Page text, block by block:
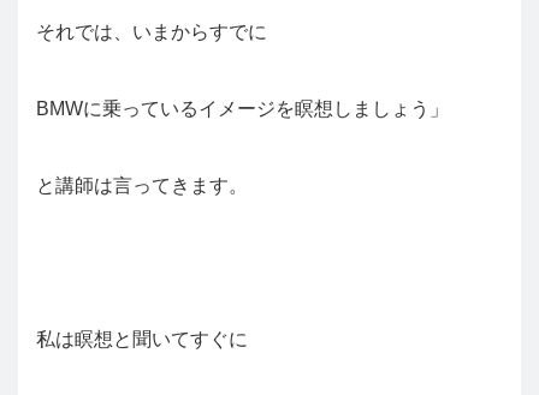
それでは、いまからすでに
BMWに乗っているイメージを瞑想しましょう」
と講師は言ってきます。
私は瞑想と聞いてすぐに